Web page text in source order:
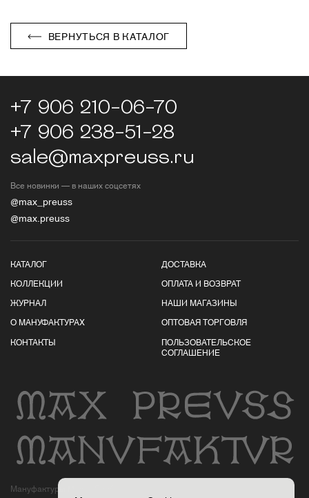
ВЕРНУТЬСЯ В КАТАЛОГ
+7 906 210-06-70
+7 906 238-51-28
sale@maxpreuss.ru
Все новинки — в наших соцсетях
@max_preuss
@max.preuss
КАТАЛОГ
КОЛЛЕКЦИИ
ЖУРНАЛ
О МАНУФАКТУРАХ
КОНТАКТЫ
ДОСТАВКА
ОПЛАТА И ВОЗВРАТ
НАШИ МАГАЗИНЫ
ОПТОВАЯ ТОРГОВЛЯ
ПОЛЬЗОВАТЕЛЬСКОЕ
СОГЛАШЕНИЕ
Мануфактуры Макса Пройса